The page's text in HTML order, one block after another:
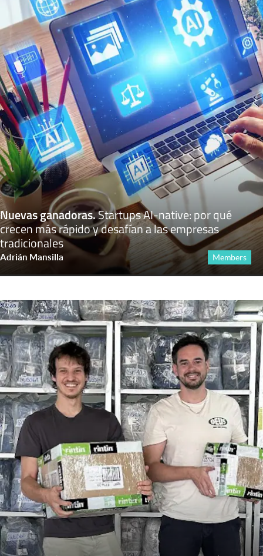
Nuevas ganadoras.Startups AI-native: por qué
crecen más rápido y desafían a las empresas
tradicionales
Adrián Mansilla Members